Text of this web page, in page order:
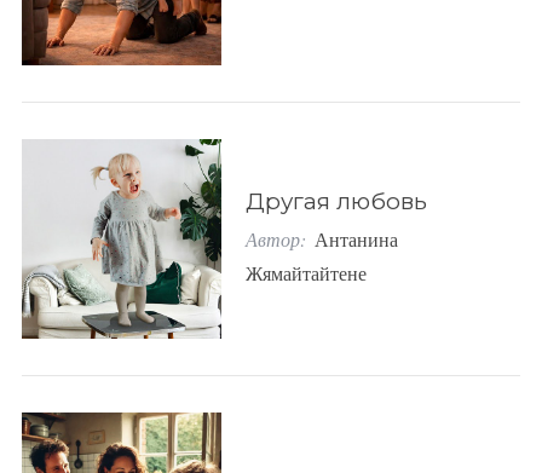
Другая любовь
Автор: Антанина
Жямайтайтене